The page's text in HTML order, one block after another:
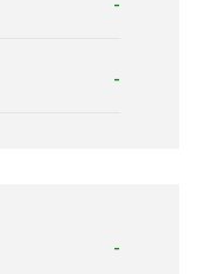
-
-